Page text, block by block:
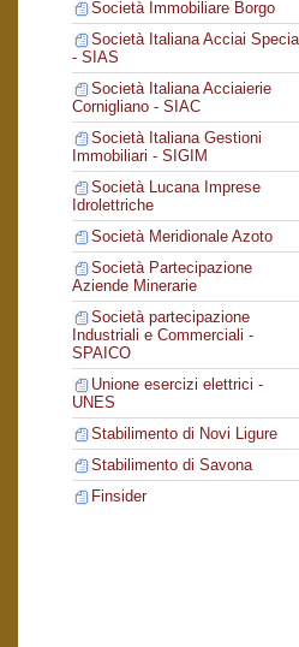
Società Immobiliare Borgo
Società Italiana Acciai
- SIAS
Società Italiana Acciaierie
Cornigliano - SIAC
Società Italiana Gestioni
Immobiliari - SIGIM
Società Lucana Imprese
Idrolettriche
Società Meridionale Azoto
Società Partecipazione
Aziende Minerarie
Società partecipazione
Industriali e Commerciali -
SPAICO
Unione esercizi elettrici -
UNES
Stabilimento di Novi Ligure
Stabilimento di Savona
Finsider